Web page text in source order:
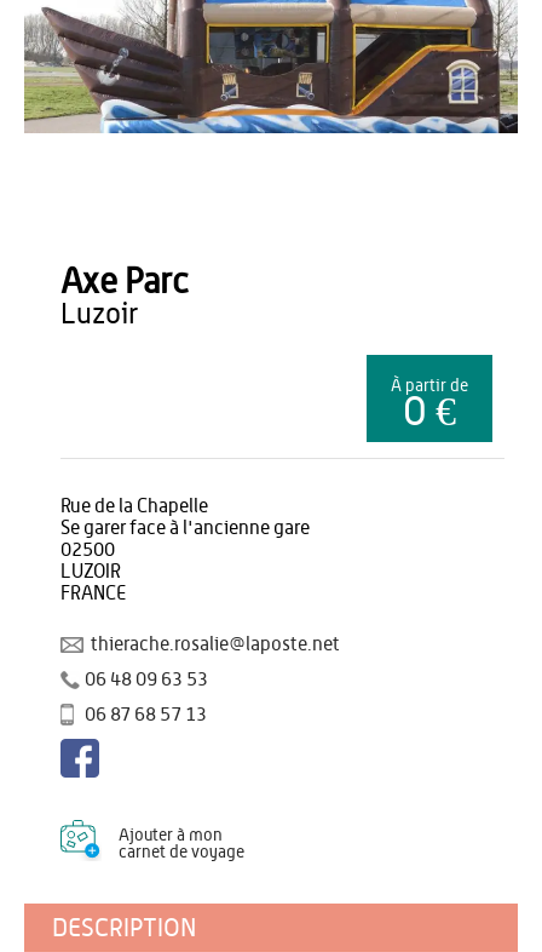
Axe Parc
luzoir
À partir de
0 €
Rue de la Chapelle
Se garer face à l'ancienne gare
02500
LUZOIR
FRANCE
thierache.rosalie@laposte.net
06 48 09 63 53
06 87 68 57 13
Ajouter à mon
carnet de voyage
DESCRIPTION